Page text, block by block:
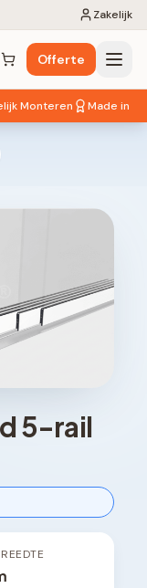
Zakelijk
Winkelwagen ( 0 items)
Offerte
Monteren Made in EU
5-rail